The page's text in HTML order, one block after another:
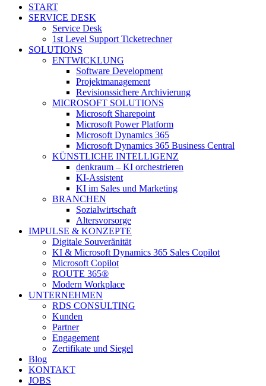
Close
Menu
START
SERVICE DESK
Service Desk
1st Level Support Ticketrechner
SOLUTIONS
ENTWICKLUNG
Software Development
Projektmanagement
Revisionssichere Archivierung
MICROSOFT SOLUTIONS
Microsoft Sharepoint
Microsoft Power Platform
Microsoft Dynamics 365
Microsoft Dynamics 365 Business Central
KÜNSTLICHE INTELLIGENZ
denkraum – KI orchestrieren
KI-Assistent
KI im Sales und Marketing
BRANCHEN
Sozialwirtschaft
Altersvorsorge
IMPULSE & KONZEPTE
Digitale Souveränität
KI & Microsoft Dynamics 365 Sales Copilot
Microsoft Copilot
ROUTE 365®
Modern Workplace
UNTERNEHMEN
RDS CONSULTING
Kunden
Partner
Engagement
Zertifikate und Siegel
Blog
KONTAKT
JOBS